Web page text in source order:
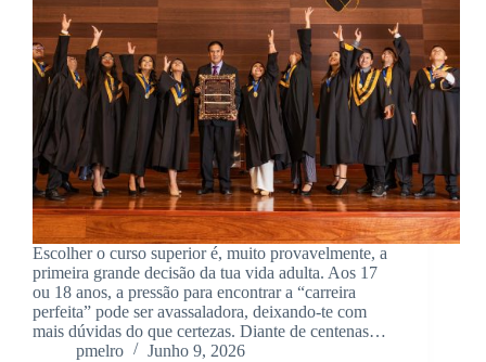
Escolher o curso superior é, muito provavelmente, a
primeira grande decisão da tua vida adulta. Aos 17
ou 18 anos, a pressão para encontrar a “carreira
perfeita” pode ser avassaladora, deixando-te com
mais dúvidas do que certezas. Diante de centenas…
pmelro
Junho 9, 2026